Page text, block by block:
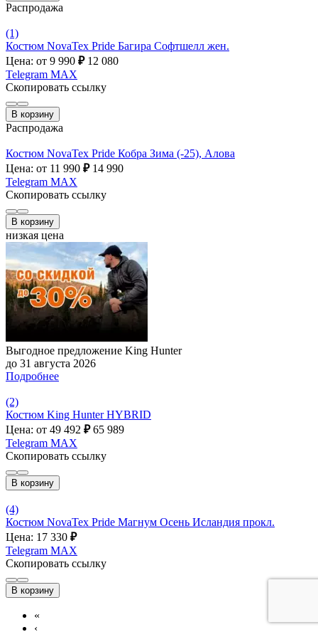
Распродажа
(1)
Костюм NovaTex Pride Багира Софтшелл жен.
Цена: от 9 990 ₽ 12 080
Telegram MAX
Скопировать ссылку
В корзину
Распродажа
Костюм NovaTex Pride Кобра Зима (-25), Алова
Цена: от 11 990 ₽ 14 990
Telegram MAX
Скопировать ссылку
В корзину
низкая цена
Выгодное предложение King Hunter
до 31 августа 2026
Подробнее
(2)
Костюм King Hunter HYBRID
Цена: от 49 492 ₽ 65 989
Telegram MAX
Скопировать ссылку
В корзину
(4)
Костюм NovaTex Pride Магнум Осень Исландия прокл.
Цена: 17 330 ₽
Telegram MAX
Скопировать ссылку
В корзину
«
‹